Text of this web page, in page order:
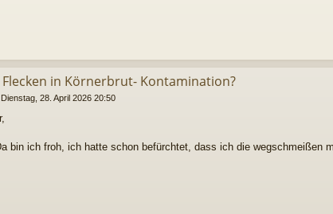
Flecken in Körnerbrut- Kontamination?
Dienstag, 28. April 2026 20:50
bin ich froh, ich hatte schon befürchtet, dass ich die wegschmeißen